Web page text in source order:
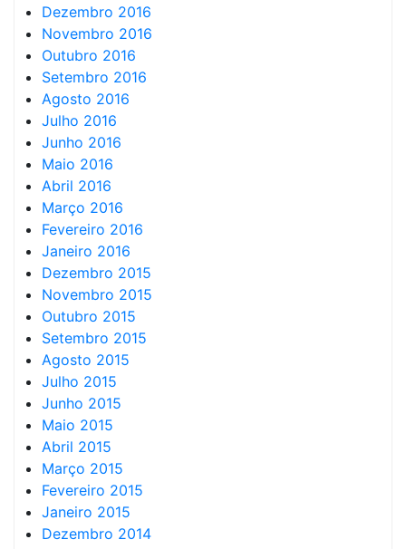
Dezembro 2016
Novembro 2016
Outubro 2016
Setembro 2016
Agosto 2016
Julho 2016
Junho 2016
Maio 2016
Abril 2016
Março 2016
Fevereiro 2016
Janeiro 2016
Dezembro 2015
Novembro 2015
Outubro 2015
Setembro 2015
Agosto 2015
Julho 2015
Junho 2015
Maio 2015
Abril 2015
Março 2015
Fevereiro 2015
Janeiro 2015
Dezembro 2014